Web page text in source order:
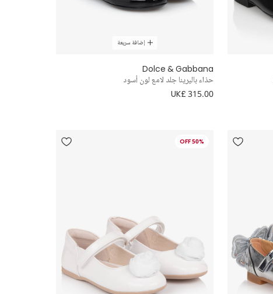
إضافة سريعة
Dolce & Gabbana
حذاء باليرينا جلد لامع لون أسود
UK£ 315.00
50% OFF